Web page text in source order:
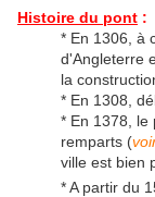
Histoire du pont :
* En 1306, à
d'Angleterre
la
* En 1308,
* En 1378, le
remparts (
ville est bien
* A partir du